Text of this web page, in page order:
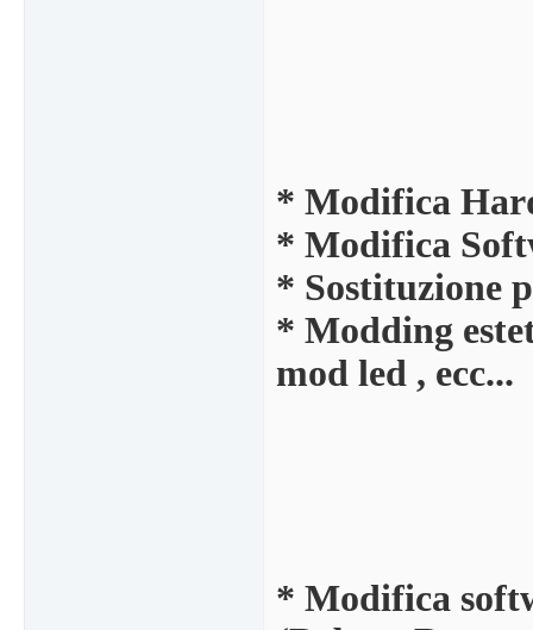
* Modifica
* Modifica
* Sostituzione
* Modding
mod led , ecc...
* Modifica